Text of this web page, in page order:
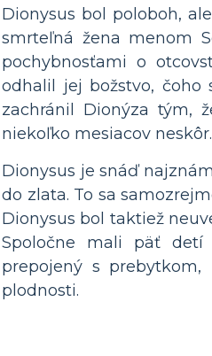
Dionysus bol poloboh,
smrteľná žena menom
pochybnosťami o
odhalil jej božstvo, čoho
zachránil Dionýza tým,
niekoľko mesiacov neskôr.
Dionysus je snáď
do zlata. To sa
Dionysus bol taktiež
Spoločne mali päť detí
prepojený s
plodnosti.